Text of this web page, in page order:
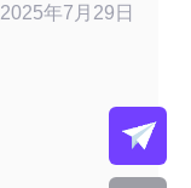
2025年7月29日